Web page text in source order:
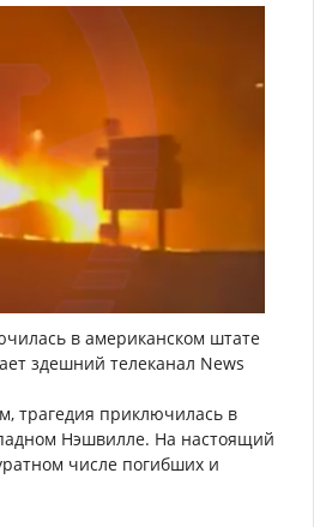
в американском штате
здешний телеканал News
трагедия приключилась в
Нэшвилле. На настоящий
числе погибших и